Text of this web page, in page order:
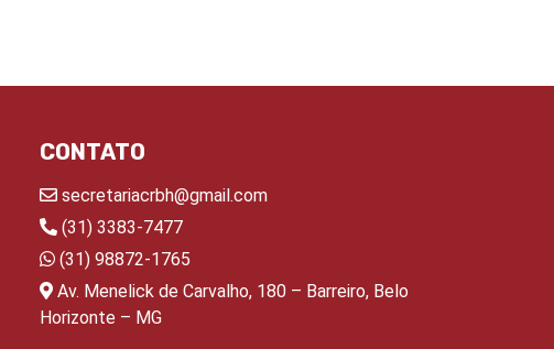
CONTATO
secretariacrbh@gmail.com
(31) 3383-7477
(31) 98872-1765
Av. Menelick de Carvalho, 180 – Barreiro, Belo
Horizonte – MG